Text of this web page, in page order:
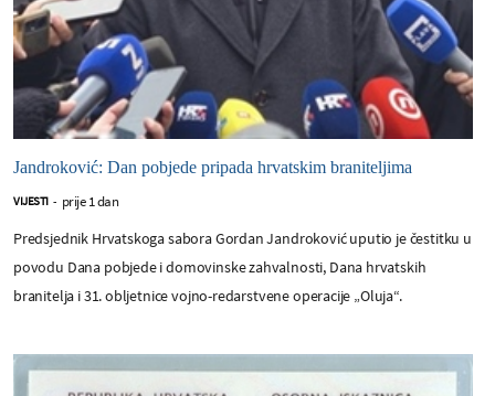
Jandroković: Dan pobjede pripada hrvatskim braniteljima
VIJESTI - prije 1 dan
Predsjednik Hrvatskoga sabora Gordan Jandroković uputio je čestitku u
povodu Dana pobjede i domovinske zahvalnosti, Dana hrvatskih
branitelja i 31. obljetnice vojno-redarstvene operacije „Oluja“.